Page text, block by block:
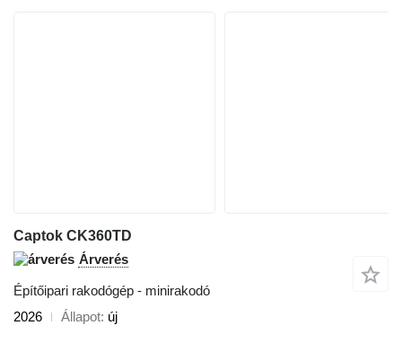
Captok CK360TD
Árverés
Építőipari rakodógép - minirakodó
2026
Állapot új